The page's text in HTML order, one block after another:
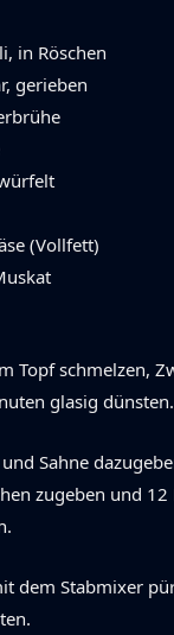
in Röschen
gerieben
(Vollfett)
Topf schmelzen,
glasig dünsten.
Sahne
zugeben und
dem Stabmixer